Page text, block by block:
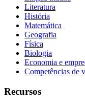
Literatura
História
Matemática
Geografia
Física
Biologia
Economia e
Competências de
Recursos